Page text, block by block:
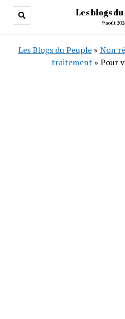
Les blogs
9 août
Les Blogs du Peuple» Non
traitement » Pour